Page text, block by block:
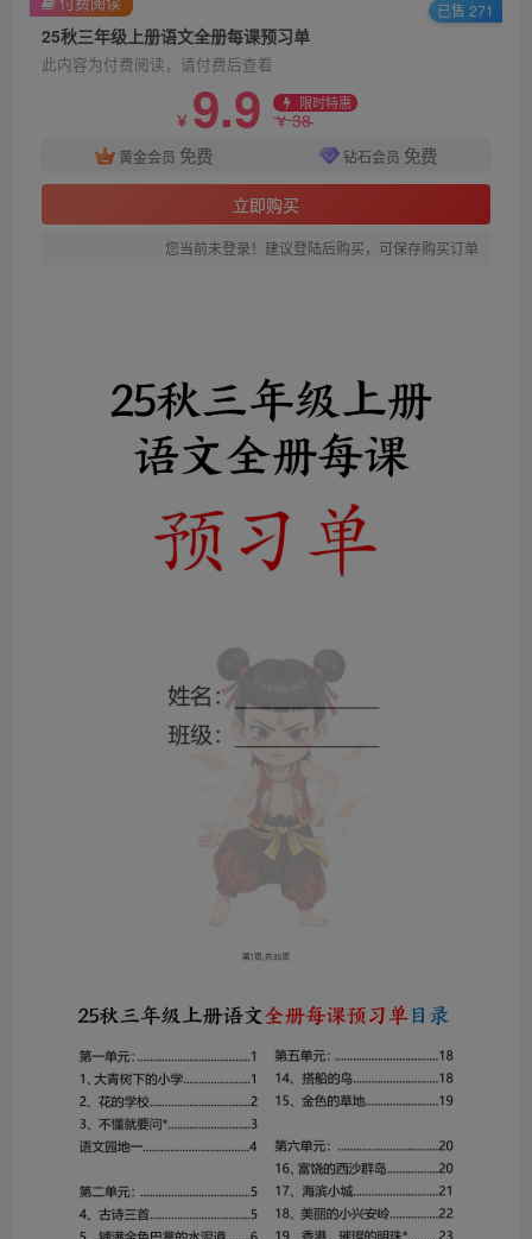
25秋三年级上册语文全册每课预习单
此内容为付费阅读，请付费后查看
￥ 9.9 限时特惠
￥38
黄金会员 免费 钻石会员 免费
立即购买
您当前未登录！建议登陆后购买，可保存购买订单
已售 271